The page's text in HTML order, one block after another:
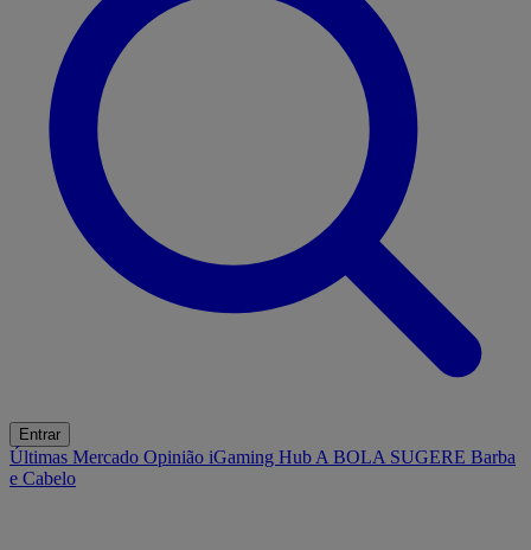
Entrar
Últimas Mercado Opinião iGaming Hub A BOLA SUGERE Barba
e Cabelo